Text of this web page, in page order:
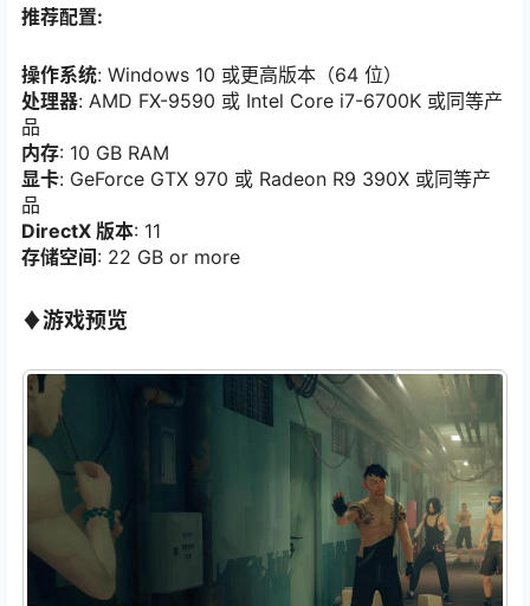
推荐配置:
操作系统: Windows 10 或更高版本（64 位）
处理器: AMD FX-9590 或 Intel Core i7-6700K 或同等产
品
内存: 10 GB RAM
显卡: GeForce GTX 970 或 Radeon R9 390X 或同等产
品
DirectX 版本: 11
存储空间: 22 GB or more
♦游戏预览